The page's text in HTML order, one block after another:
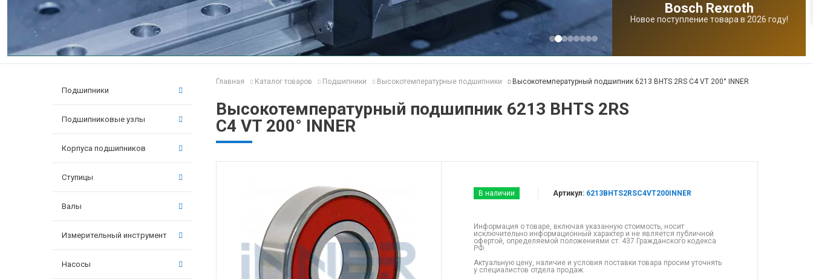
Bosсh Rexroth
Новое поступление товара в 2026 году!
Подшипники
Подшипниковые узлы
Корпуса подшипников
Ступицы
Валы
Измерительный инструмент
Насосы
Главная Каталог товаров Подшипники Высокотемпературные подшипники Высокотемпературный подшипник 6213 BHTS 2RS C4 VT 200° INNER
Высокотемпературный подшипник 6213 BHTS 2RS
C4 VT 200° INNER
В наличии Артикул: 6213BHTS2RSC4VT200INNER
Информация о товаре, включая указанную стоимость, носит
исключительно информационный характер и не является публичной
офертой, определяемой положениями ст. 437 Гражданского кодекса
РФ.
Актуальную цену, наличие и условия поставки товара просим уточнять
у специалистов отдела продаж.